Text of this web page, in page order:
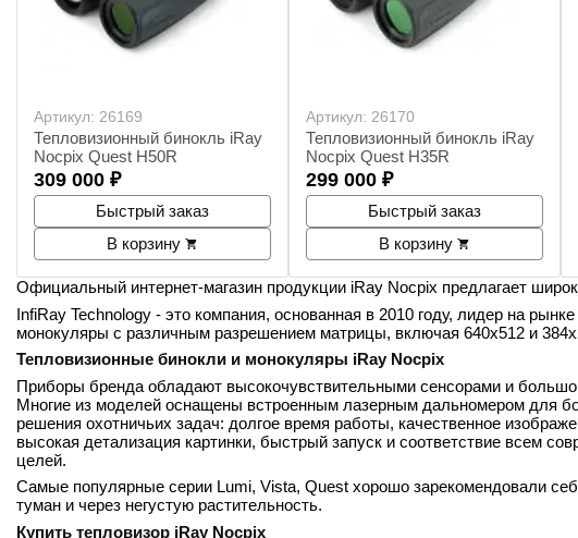
Артикул: 26169
Тепловизионный бинокль iRay
Nocpix Quest H50R
309 000 ₽
Быстрый заказ
В корзину
Артикул: 26170
Тепловизионный бинокль iRay
Nocpix Quest H35R
299 000 ₽
Быстрый заказ
В корзину
Официальный интернет-магазин продукции iRay Nocpix предлагает
InfiRay Technology - это компания, основанная в 2010 году, лидер на
монокуляры с различным разрешением матрицы, включая 640x512 и
Тепловизионные бинокли и монокуляры iRay Nocpix
Приборы бренда обладают высокочувствительными сенсорами и
Многие из моделей оснащены встроенным лазерным дальномером для
решения охотничьих задач: долгое время работы, качественное
высокая детализация картинки, быстрый запуск и соответствие всем
целей.
Самые популярные серии Lumi, Vista, Quest хорошо зарекомендовали
туман и через негустую растительность.
Купить тепловизор iRay Nocpix